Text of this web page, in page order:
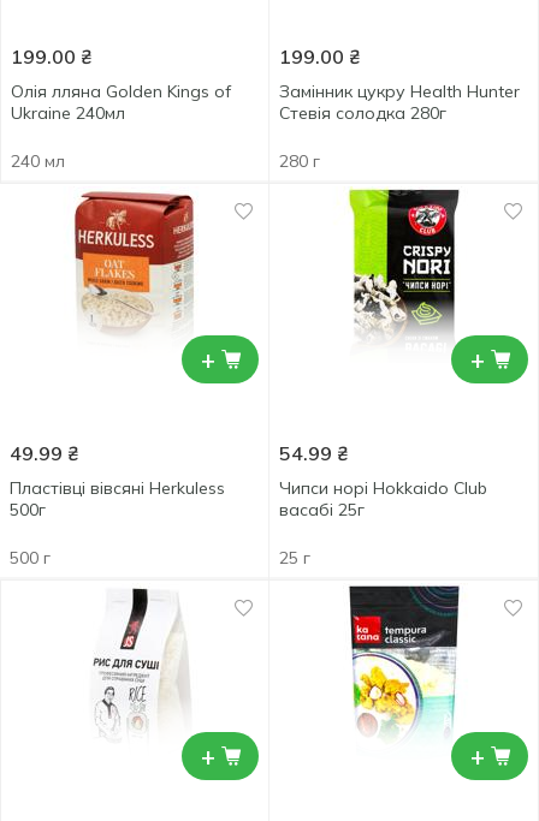
199.00 ₴
Олія лляна Golden Kings of
Ukraine 240мл
240 мл
199.00 ₴
Замінник цукру Health Hunter
Стевія солодка 280г
280 г
+
49.99 ₴
Пластівці вівсяні Herkuless
500г
500 г
+
54.99 ₴
Чипси норі Hokkaido Club
васабі 25г
25 г
+ +